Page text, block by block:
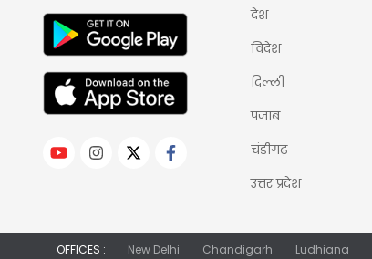
देश
विदेश
दिल्ली
पंजाब
चंडीगढ़
उत्तर प्रदेश
OFFICES : New Delhi Chandigarh Ludhiana